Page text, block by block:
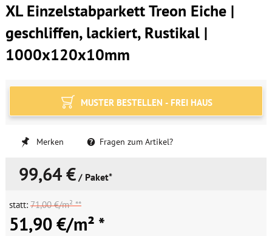
XL Einzelstabparkett Treon Eiche |
geschliffen, lackiert, Rustikal |
1000x120x10mm
MUSTER BESTELLEN - FREI HAUS
Merken Fragen zum Artikel?
99,64 € / Paket*
statt: 71,00 €/m² **
51,90 €/m² *